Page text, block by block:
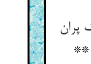
پران
**